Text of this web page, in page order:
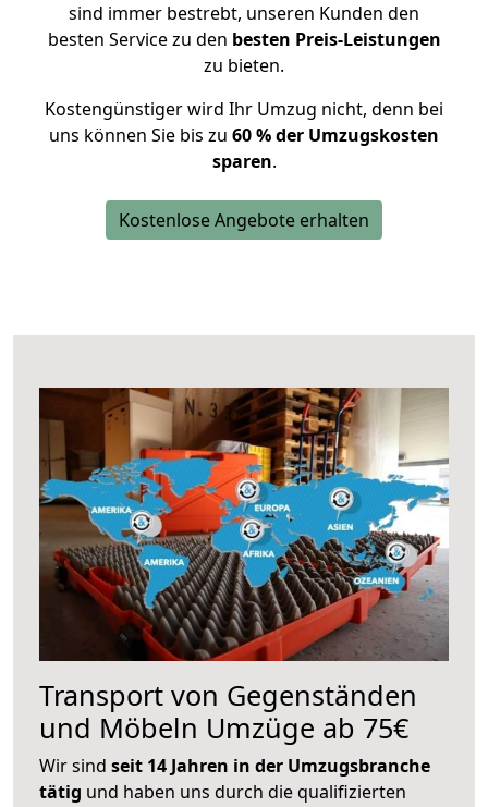
sind immer bestrebt, unseren Kunden den
besten Service zu den besten Preis-Leistungen
zu bieten.
Kostengünstiger wird Ihr Umzug nicht, denn bei
uns können Sie bis zu 60 % der Umzugskosten
sparen.
Kostenlose Angebote erhalten
Transport von Gegenständen
und Möbeln Umzüge ab 75€
Wir sind seit 14 Jahren in der Umzugsbranche
tätig und haben uns durch die qualifizierten